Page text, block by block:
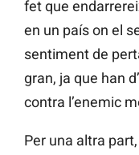
fet que
en un país on el
sentiment de
gran, ja que han
contra l’enemic
Per una altra